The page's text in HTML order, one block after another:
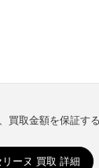
取金額を保証す
ーヌ 買取 詳細